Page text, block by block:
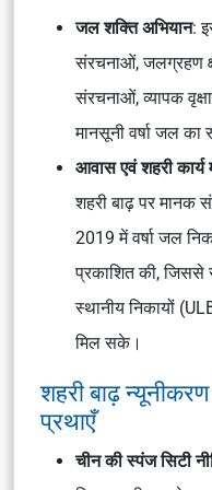
जल शक्ति अभियान:
संरचनाओं, जलग्रहण
संरचनाओं, व्यापक
मानसूनी वर्षा जल
आवास एवं शहरी
शहरी बाढ़ पर मानक
2019 में वर्षा जल
प्रकाशित की, जिससे
स्थानीय निकायों
मिल सके।
शहरी बाढ़
प्रथाएँ
चीन की स्पंज सिटी